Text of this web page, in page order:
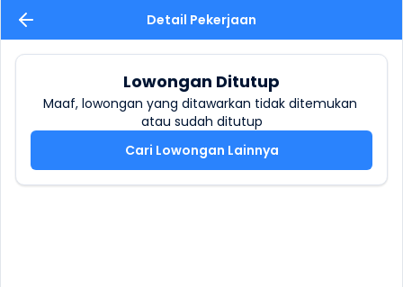
Detail Pekerjaan
Lowongan Ditutup
Maaf, lowongan yang ditawarkan tidak ditemukan
atau sudah ditutup
Cari Lowongan Lainnya